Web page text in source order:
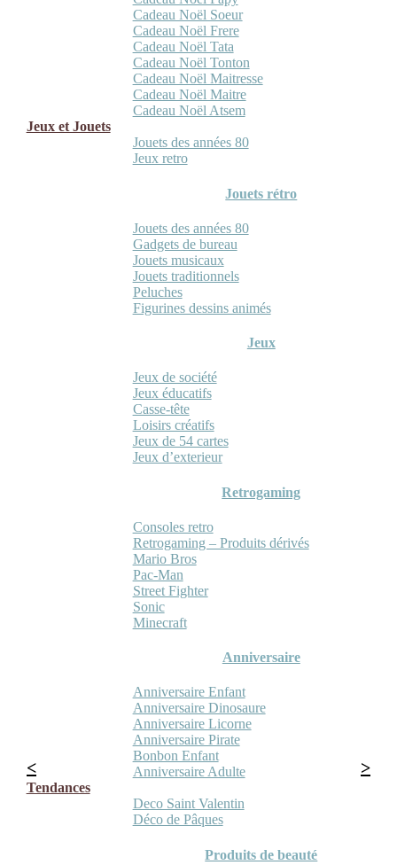
Cadeau Noël Soeur
Cadeau Noël Frere
Cadeau Noël Tata
Cadeau Noël Tonton
Cadeau Noël Maitresse
Cadeau Noël Maitre
Cadeau Noël Atsem
Jeux et Jouets
Jouets des années 80
Jeux retro
Jouets rétro
Jouets des années 80
Gadgets de bureau
Jouets musicaux
Jouets traditionnels
Peluches
Figurines dessins animés
Jeux
Jeux de société
Jeux éducatifs
Casse-tête
Loisirs créatifs
Jeux de 54 cartes
Jeux d’exterieur
Retrogaming
Consoles retro
Retrogaming – Produits dérivés
Mario Bros
Pac-Man
Street Fighter
Sonic
Minecraft
Anniversaire
Anniversaire Enfant
Anniversaire Dinosaure
Anniversaire Licorne
Anniversaire Pirate
Bonbon Enfant
Anniversaire Adulte
Tendances
Deco Saint Valentin
Déco de Pâques
Produits de beauté